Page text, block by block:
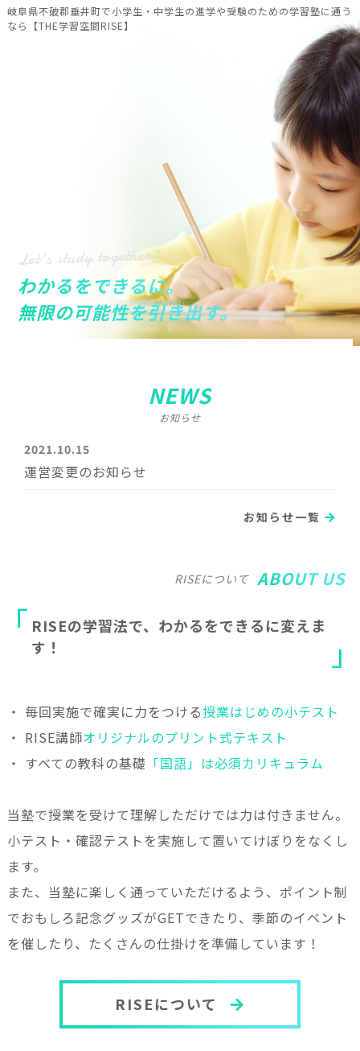
岐阜県不破郡垂井町で小学生・中学生の進学や受験のための学習塾に通う
なら【THE学習空間RISE】
Let's study together!
わかるをできるに。
無限の可能性を引き出す。
NEWS
お知らせ
2021.10.15
運営変更のお知らせ
お知らせ一覧
RISEについて ABOUT US
RISEの学習法で、 わかるをできるに変えま
す ！
・ 毎回実施で確実に力をつける授業はじめの小テスト
・ RISE講師オリジナルのプリント式テキスト
・ すべての教科の基礎 「国語」は必須カリキュラム
当塾で授業を受けて理解しただけでは力は付きません。
小テスト・確認テストを実施して置いてけぼりをなくし
ます。
また、当塾に楽しく通っていただけるよう、ポイント制
でおもしろ記念グッズがGETできたり、季節のイベント
を催したり、たくさんの仕掛けを準備しています！
RISEについて